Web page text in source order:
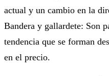
actual y un cambio en la
Bandera y gallardete: Son
tendencia que se forman
en el precio.